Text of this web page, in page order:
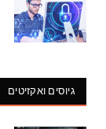
גיוסים ואקזיטים